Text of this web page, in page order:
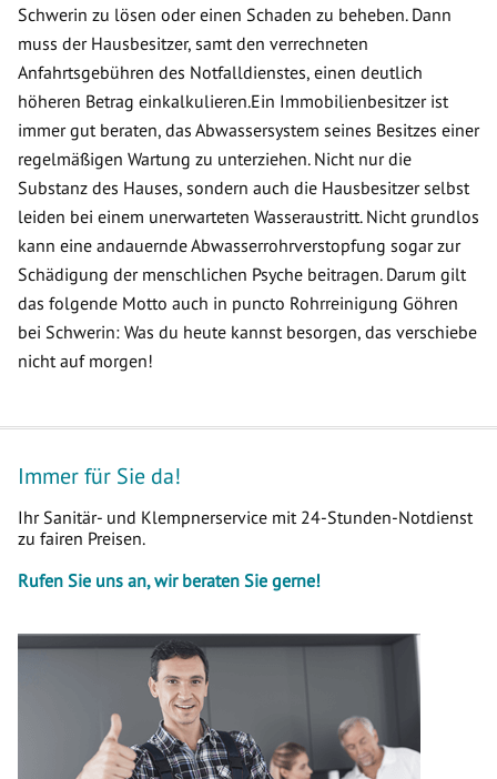
Schwerin zu lösen oder einen Schaden zu beheben. Dann
muss der Hausbesitzer, samt den verrechneten
Anfahrtsgebühren des Notfalldienstes, einen deutlich
höheren Betrag einkalkulieren.Ein Immobilienbesitzer ist
immer gut beraten, das Abwassersystem seines Besitzes einer
regelmäßigen Wartung zu unterziehen. Nicht nur die
Substanz des Hauses, sondern auch die Hausbesitzer selbst
leiden bei einem unerwarteten Wasseraustritt. Nicht grundlos
kann eine andauernde Abwasserrohrverstopfung sogar zur
Schädigung der menschlichen Psyche beitragen. Darum gilt
das folgende Motto auch in puncto Rohrreinigung Göhren
bei Schwerin: Was du heute kannst besorgen, das verschiebe
nicht auf morgen!
Immer für Sie da!
Ihr Sanitär- und Klempnerservice mit 24-Stunden-Notdienst
zu fairen Preisen.
Rufen Sie uns an, wir beraten Sie gerne!